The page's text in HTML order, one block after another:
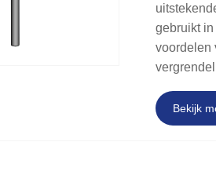
gebruikt
voordelen
Bekijk